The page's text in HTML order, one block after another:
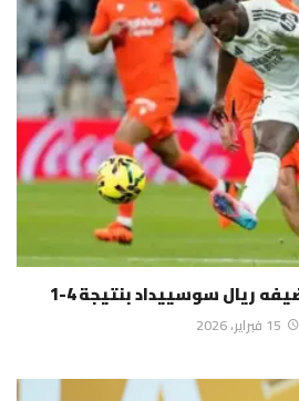
ريال سوسييداد بنتيجة 4-1
15 فبراير، 2026